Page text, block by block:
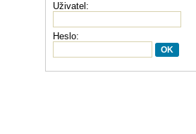
Uživatel:
Heslo: